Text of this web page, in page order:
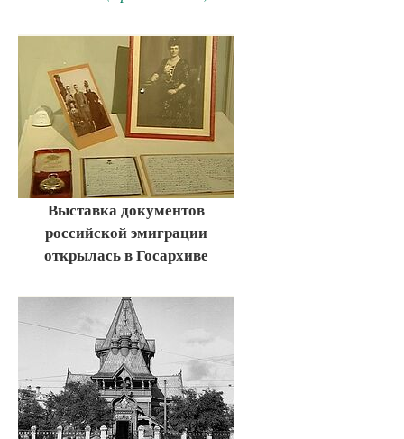
Выставка документов
российской эмиграции
открылась в Госархиве